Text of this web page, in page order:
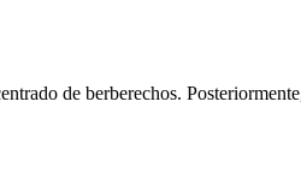
de berberechos.